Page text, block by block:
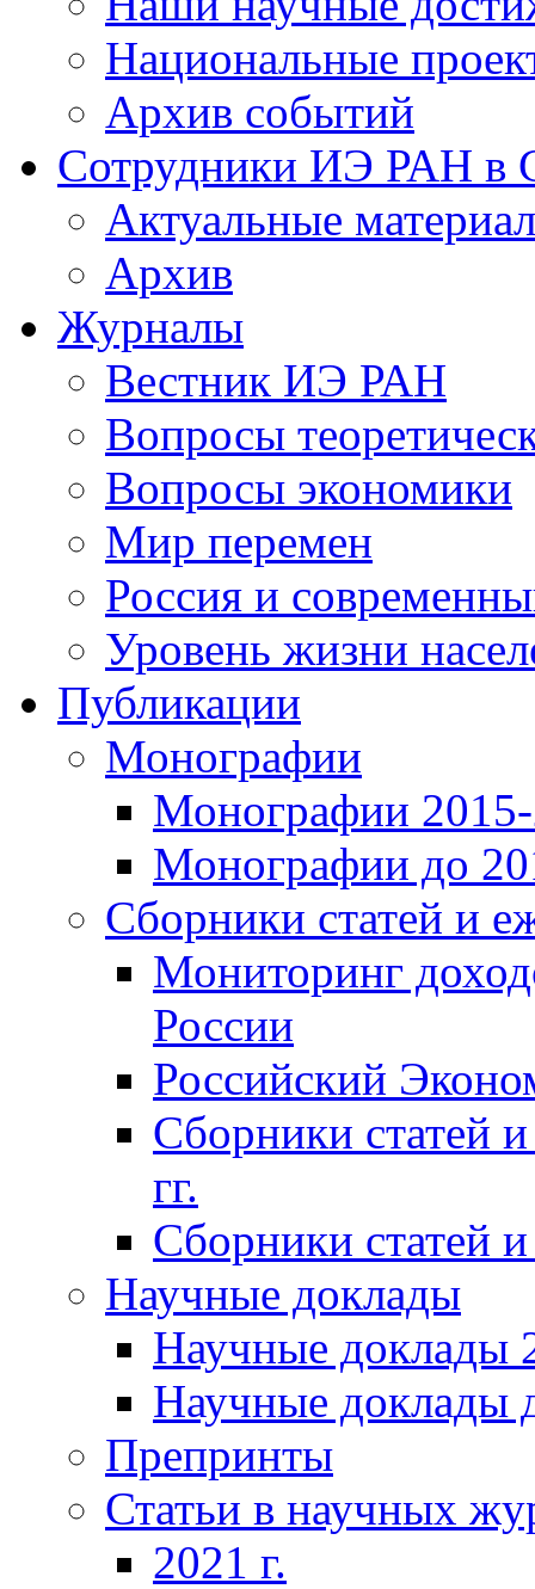
Национальные
Архив событий
Сотрудники ИЭ РАН
Актуальные
Архив
Журналы
Вестник ИЭ РАН
Вопросы
Вопросы экономики
Мир перемен
Россия и
Уровень жизни
Публикации
Монографии
Монографии 2015-
Монографии до
Сборники статей и
Мониторинг
России
Российский
Сборники статей
гг.
Сборники статей
Научные доклады
Научные доклады
Научные доклады
Препринты
Статьи в научных
2021 г.